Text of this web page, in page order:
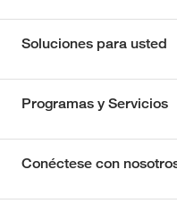
Soluciones para usted
Programas y Servicios
Conéctese con